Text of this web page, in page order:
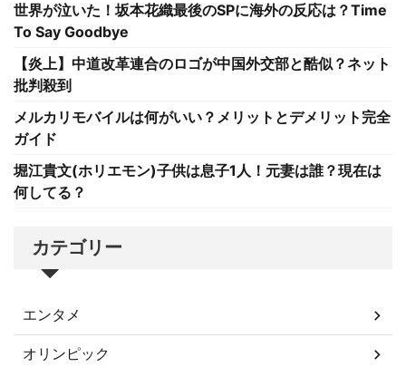
世界が泣いた！坂本花織最後のSPに海外の反応は？Time
To Say Goodbye
【炎上】中道改革連合のロゴが中国外交部と酷似？ネット
批判殺到
メルカリモバイルは何がいい？メリットとデメリット完全
ガイド
堀江貴文(ホリエモン)子供は息子1人！元妻は誰？現在は
何してる？
カテゴリー
エンタメ
オリンピック